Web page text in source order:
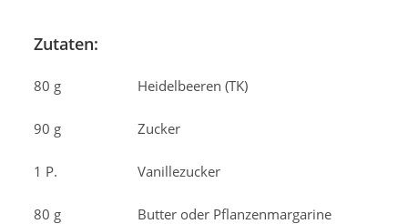
Zutaten:
80 g Heidelbeeren (TK)
90 g Zucker
1 P. Vanillezucker
80 g Butter oder Pflanzenmargarine